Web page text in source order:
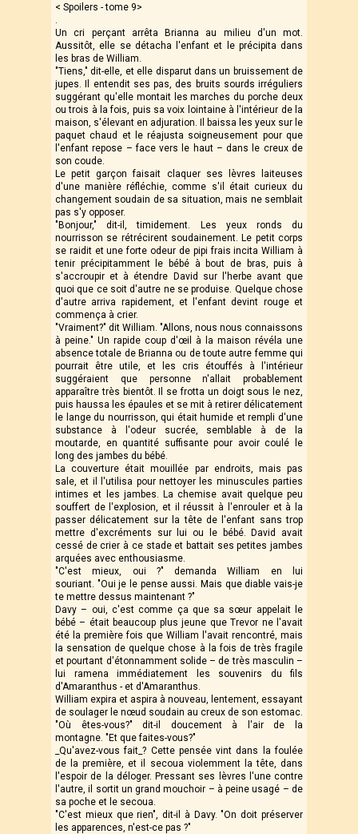
< Spoilers - tome 9>
.
Un cri perçant arrêta Brianna au milieu d'un mot.
Aussitôt, elle se détacha l'enfant et le précipita dans
les bras de William.
"Tiens," dit-elle, et elle disparut dans un bruissement de
jupes. Il entendit ses pas, des bruits sourds irréguliers
suggérant qu'elle montait les marches du porche deux
ou trois à la fois, puis sa voix lointaine à l'intérieur de la
maison, s'élevant en adjuration. Il baissa les yeux sur le
paquet chaud et le réajusta soigneusement pour que
l'enfant repose – face vers le haut – dans le creux de
son coude.
Le petit garçon faisait claquer ses lèvres laiteuses
d'une manière réfléchie, comme s'il était curieux du
changement soudain de sa situation, mais ne semblait
pas s'y opposer.
"Bonjour," dit-il, timidement. Les yeux ronds du
nourrisson se rétrécirent soudainement. Le petit corps
se raidit et une forte odeur de pipi frais incita William à
tenir précipitamment le bébé à bout de bras, puis à
s'accroupir et à étendre David sur l'herbe avant que
quoi que ce soit d'autre ne se produise. Quelque chose
d'autre arriva rapidement, et l'enfant devint rouge et
commença à crier.
"Vraiment?" dit William. "Allons, nous nous connaissons
à peine." Un rapide coup d'œil à la maison révéla une
absence totale de Brianna ou de toute autre femme qui
pourrait être utile, et les cris étouffés à l'intérieur
suggéraient que personne n'allait probablement
apparaître très bientôt. Il se frotta un doigt sous le nez,
puis haussa les épaules et se mit à retirer délicatement
le lange du nourrisson, qui était humide et rempli d'une
substance à l'odeur sucrée, semblable à de la
moutarde, en quantité suffisante pour avoir coulé le
long des jambes du bébé.
La couverture était mouillée par endroits, mais pas
sale, et il l'utilisa pour nettoyer les minuscules parties
intimes et les jambes. La chemise avait quelque peu
souffert de l'explosion, et il réussit à l'enrouler et à la
passer délicatement sur la tête de l'enfant sans trop
mettre d'excréments sur lui ou le bébé. David avait
cessé de crier à ce stade et battait ses petites jambes
arquées avec enthousiasme.
"C'est mieux, oui ?" demanda William en lui
souriant. "Oui je le pense aussi. Mais que diable vais-je
te mettre dessus maintenant ?"
Davy – oui, c'est comme ça que sa sœur appelait le
bébé – était beaucoup plus jeune que Trevor ne l'avait
été la première fois que William l'avait rencontré, mais
la sensation de quelque chose à la fois de très fragile
et pourtant d'étonnamment solide – de très masculin –
lui ramena immédiatement les souvenirs du fils
d'Amaranthus - et d'Amaranthus.
William expira et aspira à nouveau, lentement, essayant
de soulager le nœud soudain au creux de son estomac.
"Où êtes-vous?" dit-il doucement à l'air de la
montagne. "Et que faites-vous?"
_Qu'avez-vous fait_? Cette pensée vint dans la foulée
de la première, et il secoua violemment la tête, dans
l'espoir de la déloger. Pressant ses lèvres l'une contre
l'autre, il sortit un grand mouchoir – à peine usagé – de
sa poche et le secoua.
"C'est mieux que rien", dit-il à Davy. "On doit préserver
les apparences, n'est-ce pas ?"